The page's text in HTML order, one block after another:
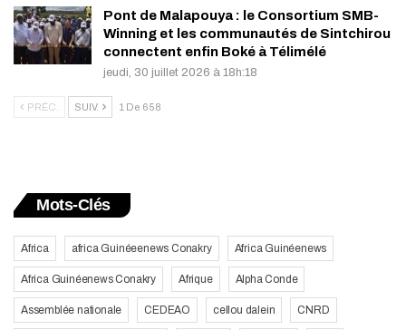
Pont de Malapouya : le Consortium SMB-
Winning et les communautés de Sintchirou
connectent enfin Boké à Télimélé
jeudi, 30 juillet 2026 à 18h:18
PRÉC. SUIV. 1 De 658
Mots-Clés
Africa africa Guinéeenews Conakry Africa Guinéenews
Africa Guinéenews Conakry Afrique Alpha Conde
Assemblée nationale CEDEAO cellou dalein CNRD